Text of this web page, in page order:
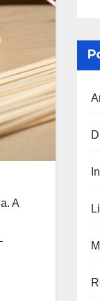
A